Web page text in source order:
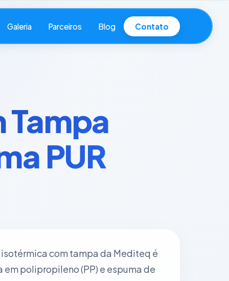
Galeria Parceiros Blog Contato
PUR
com tampa da Mediteq é
polipropileno (PP) e espuma de